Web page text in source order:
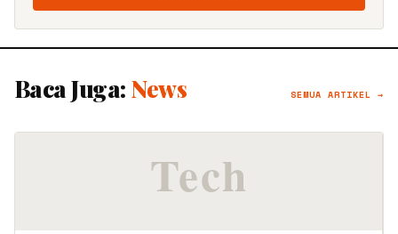
Baca Juga: News SEMUA ARTIKEL →